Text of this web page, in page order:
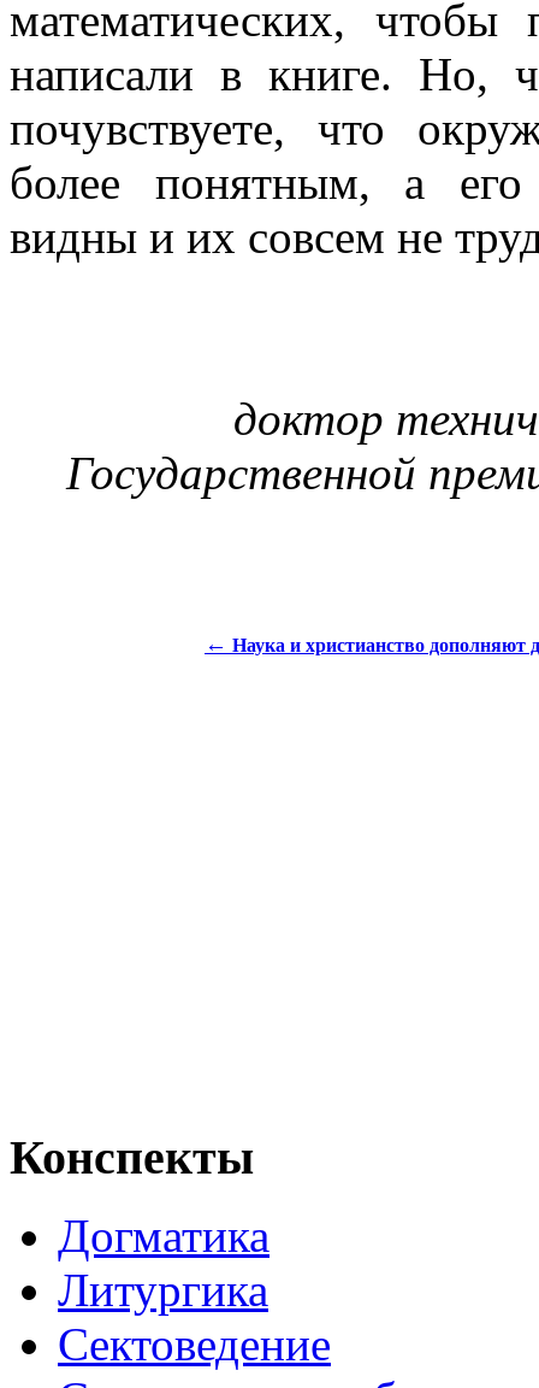
математических,
написали в книге. Но,
почувствуете, что
более понятным, а
видны и их совсем не
доктор
Государственной
← Наука и христианство дополняют
Конспекты
Догматика
Литургика
Сектоведение